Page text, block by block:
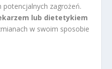
potencjalnych zagrożeń.
lub dietetykiem
w swoim sposobie